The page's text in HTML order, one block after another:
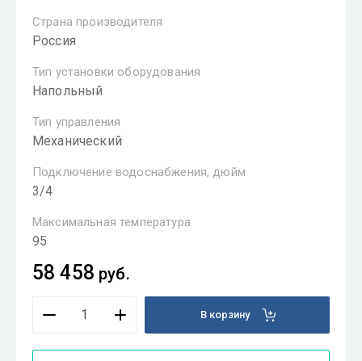
Страна производителя
Россия
Тип установки оборудования
Напольный
Тип управления
Механический
Подключение водоснабжения, дюйм
3/4
Максимальная температура
95
58 458 руб.
В корзину